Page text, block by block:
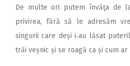
De multe ori putem învăţa de
privirea, fără să le adresăm
singurii care deși i‑au lăsat
trăi veșnic și se roagă ca și cum ar